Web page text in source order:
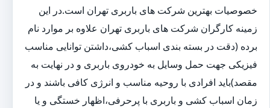
خصوصیات بهترین شرکت های باربری تهران است.در این
زمینه کارگران شرکت های باربری تهران علاوه بر موارد نام
برده (دقت در بسته بندی اسباب کشی،داشتن توانایی مناسب
فیزیکی جهت حمل وسایل به خودروی باربری و در نهایت به
مقصد)باید افرادی با روحیه مناسب و انرژی کافی باشند و در
زمان اسباب کشی و باربری با پرحرفی،اظهار خستگی و یا